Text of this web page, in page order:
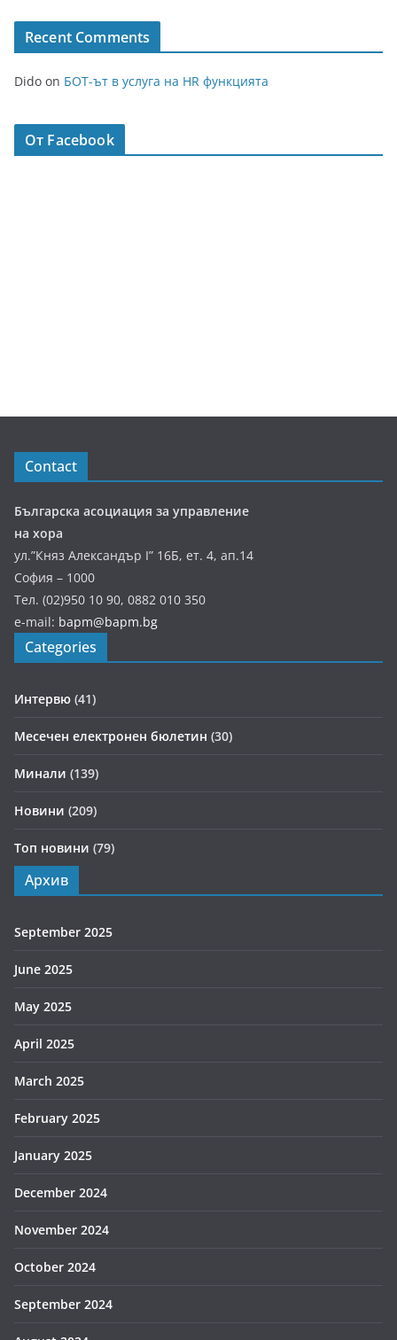
Recent Comments
Dido on БОТ-ът в услуга на HR функцията
От Facebook
Contact
Българска асоциация за управление
на хора
ул.”Княз Александър І” 16Б, ет. 4, ап.14
София – 1000
Тел. (02)950 10 90, 0882 010 350
e-mail: bapm@bapm.bg
Categories
Интервю (41)
Месечен електронен бюлетин (30)
Минали (139)
Новини (209)
Топ новини (79)
Архив
September 2025
June 2025
May 2025
April 2025
March 2025
February 2025
January 2025
December 2024
November 2024
October 2024
September 2024